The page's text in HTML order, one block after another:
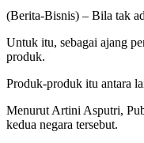
(Berita-Bisnis) – Bila tak
Untuk itu, sebagai ajang
produk.
Produk-produk itu antara
Menurut Artini Asputri,
kedua negara tersebut.